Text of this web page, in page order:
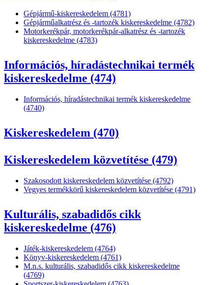
Gépjármű-kiskereskedelem (4781)
Gépjárműalkatrész és -tartozék kiskereskedelme (4782)
Motorkerékpár, motorkerékpár-alkatrész és -tartozék
kiskereskedelme (4783)
Információs, híradástechnikai termék
kiskereskedelme (474)
Információs, híradástechnikai termék kiskereskedelme
(4740)
Kiskereskedelem (470)
Kiskereskedelem közvetítése (479)
Szakosodott kiskereskedelem közvetítése (4792)
Vegyes termékkörű kiskereskedelem közvetítése (4791)
Kulturális, szabadidős cikk
kiskereskedelme (476)
Játék-kiskereskedelem (4764)
Könyv-kiskereskedelem (4761)
M.n.s. kulturális, szabadidős cikk kiskereskedelme
(4769)